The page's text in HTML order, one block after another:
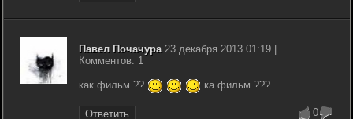
Павел Почачура23 декабря 2013 01:19 |
Комментов: 1
как фильм ?? ка фильм ???
Ответить 0